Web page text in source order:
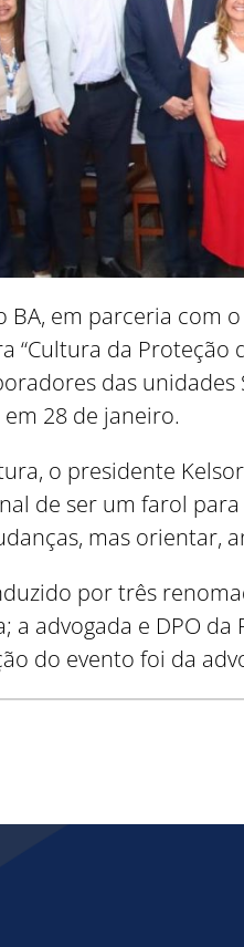
BA, em parceria com
“Cultura da
das
28 de janeiro.
o presidente
de ser um farol
mas orientar,
por três
a advogada e DPO
do evento foi da